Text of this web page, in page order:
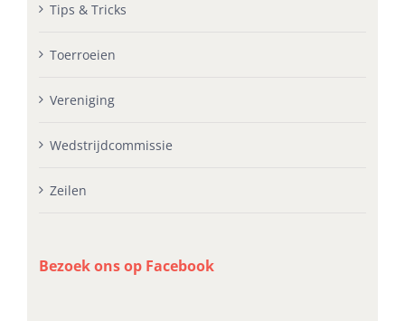
Tips & Tricks
Toerroeien
Vereniging
Wedstrijdcommissie
Zeilen
Bezoek ons op Facebook